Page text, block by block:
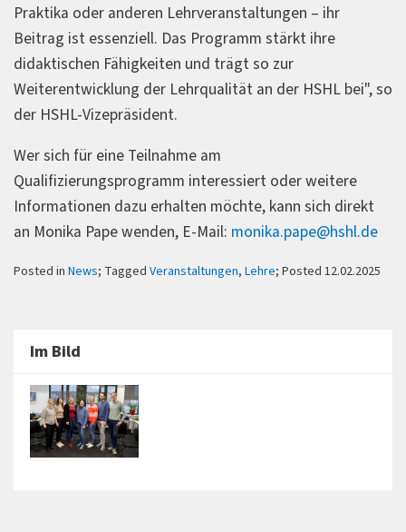
Praktika oder anderen Lehrveranstaltungen – ihr
Beitrag ist essenziell. Das Programm stärkt ihre
didaktischen Fähigkeiten und trägt so zur
Weiterentwicklung der Lehrqualität an der HSHL bei", so
der HSHL-Vizepräsident.
Wer sich für eine Teilnahme am
Qualifizierungsprogramm interessiert oder weitere
Informationen dazu erhalten möchte, kann sich direkt
an Monika Pape wenden, E-Mail: monika.pape@hshl.de
Posted in News; Tagged Veranstaltungen, Lehre; Posted 12.02.2025
Im Bild